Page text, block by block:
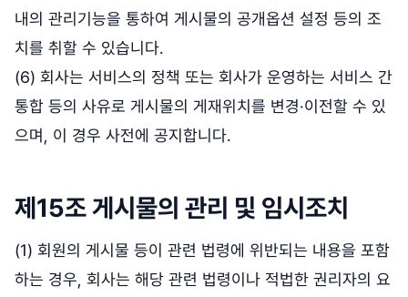
내의 관리기능을 통하여 게시물의 공개옵션 설정 등의 조
치를 취할 수 있습니다.
(6) 회사는 서비스의 정책 또는 회사가 운영하는 서비스 간
통합 등의 사유로 게시물의 게재위치를 변경·이전할 수 있
으며, 이 경우 사전에 공지합니다.
제15조 게시물의 관리 및 임시조치
(1) 회원의 게시물 등이 관련 법령에 위반되는 내용을 포함
하는 경우, 회사는 해당 관련 법령이나 적법한 권리자의 요